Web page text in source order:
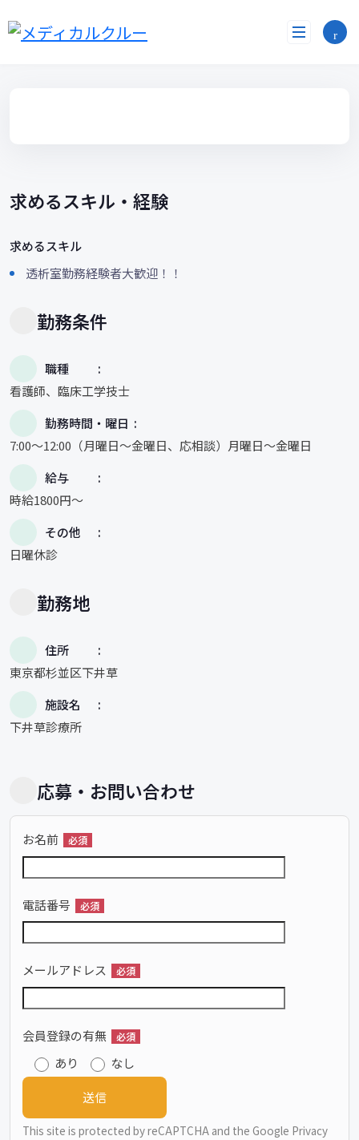
ン
求めるスキル・経験
求めるスキル
透析室勤務経験者大歓迎！！
勤務条件
職種
看護師、臨床工学技士
勤務時間・曜日
7:00〜12:00（月曜日〜金曜日、応相談）月曜日〜金曜日
給与
時給1800円〜
その他
日曜休診
勤務地
住所
東京都杉並区下井草
施設名
下井草診療所
応募・お問い合わせ
お名前 必須
電話番号 必須
メールアドレス 必須
会員登録の有無 必須
あり なし
This site is protected by reCAPTCHA and the Google Privacy